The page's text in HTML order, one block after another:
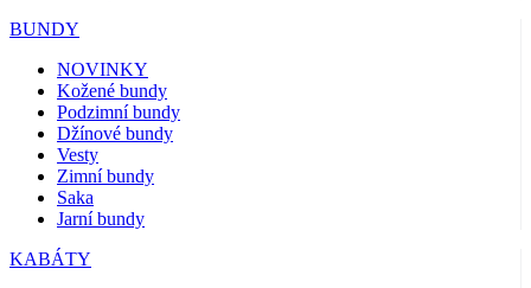
BUNDY
NOVINKY
Kožené bundy
Podzimní bundy
Džínové bundy
Vesty
Zimní bundy
Saka
Jarní bundy
KABÁTY